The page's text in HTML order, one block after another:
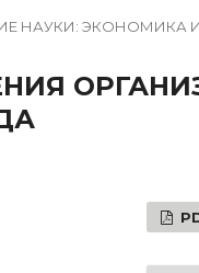
НАУКИ: ЭКОНОМИКА